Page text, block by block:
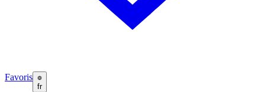
Favoris
fr